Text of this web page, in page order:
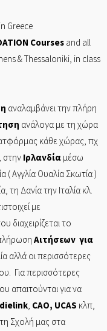
Greece
Courses and all
& Thessaloniki, in class
αναλαμβάνει την πλήρη
ανάλογα με τη χώρα
κάθε χώρας, πχ
, στην Ιρλανδία μέσω
( Αγγλία Ουαλία Σκωτία )
τη Δανία την Ιταλία κλ.
με
διαχειρίζεται το
Αιτήσεων για
αλλά οι περισσότερες
Για περισσότερες
απαιτούνται για να
, CAO, UCAS κλπ,
Σχολή μας στα